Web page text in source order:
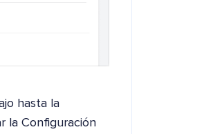
hasta la
la Configuración